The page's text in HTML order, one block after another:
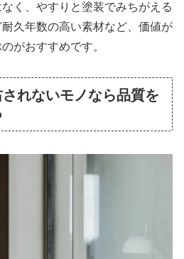
く、やすりと塗装でみちがえる
久年数の高い素材など、価値が
がおすすめです。
されないモノなら品質を